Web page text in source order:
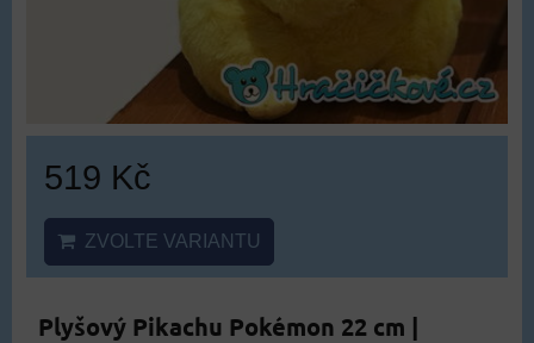
519 Kč
ZVOLTE VARIANTU
Plyšový Pikachu Pokémon 22 cm |